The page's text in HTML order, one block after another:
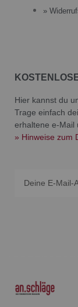
»
Hier kannst du
Trage einfach
erhaltene e-Mail
» Hinweise zum